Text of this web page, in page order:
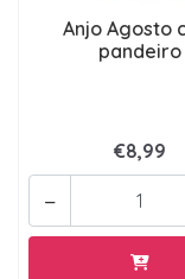
Anjo Agosto
pandeiro
€8,99
-